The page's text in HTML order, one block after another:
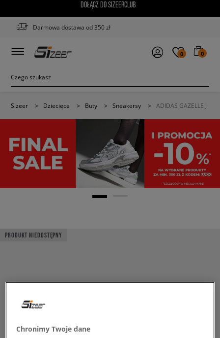
DOŁĄCZ DO SIZEERCLUB
Darmowa dostawa od 350 zł
0 0
Sizeer > Dziecięce > Buty > Sneakersy > ADIDAS GAZELLE J
PRODUKT NIEDOSTĘPNY
Chronimy Twoje dane